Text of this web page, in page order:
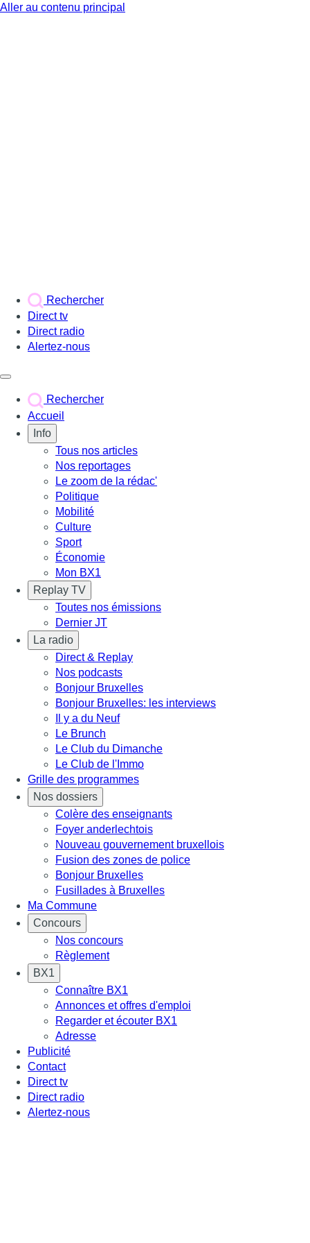
Aller au contenu principal
Rechercher
Direct tv
Direct radio
Alertez-nous
Rechercher
Accueil
Info
Tous nos articles
Nos reportages
Le zoom de la rédac'
Politique
Mobilité
Culture
Sport
Économie
Mon BX1
Replay TV
Toutes nos émissions
Dernier JT
La radio
Direct & Replay
Nos podcasts
Bonjour Bruxelles
Bonjour Bruxelles: les interviews
Il y a du Neuf
Le Brunch
Le Club du Dimanche
Le Club de l'Immo
Grille des programmes
Nos dossiers
Colère des enseignants
Foyer anderlechtois
Nouveau gouvernement bruxellois
Fusion des zones de police
Bonjour Bruxelles
Fusillades à Bruxelles
Ma Commune
Concours
Nos concours
Règlement
BX1
Connaître BX1
Annonces et offres d'emploi
Regarder et écouter BX1
Adresse
Publicité
Contact
Direct tv
Direct radio
Alertez-nous